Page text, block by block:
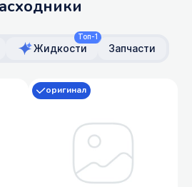
Топ-1
Жидкости Запчасти
оригинал